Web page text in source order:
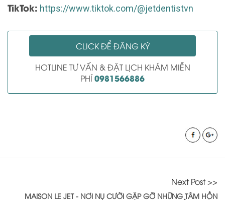
TikTok: https://www.tiktok.com/@jetdentistvn
CLICK ĐỂ ĐĂNG KÝ
HOTLINE TƯ VẤN & ĐẶT LỊCH KHÁM MIỄN
PHÍ0981566886
Next Post >>
MAISON LE JET - NƠI NỤ CƯỜI GẶP GỠ NHỮNG TÂM HỒN